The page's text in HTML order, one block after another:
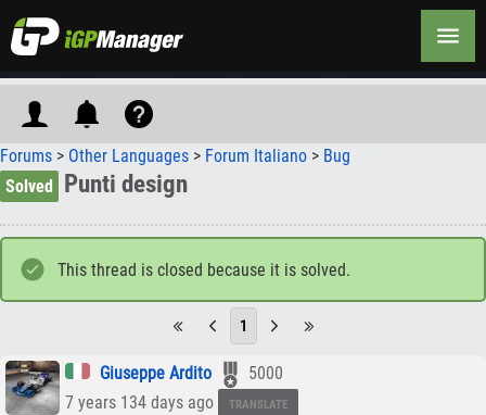
Forums > Other Languages > Forum Italiano > Bug
Solved
Punti design
This thread is closed because it is solved.
1
Giuseppe Ardito
5000
7 years 134 days ago
TRANSLATE